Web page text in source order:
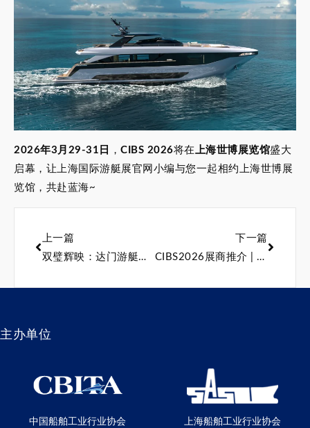
2026年3月29-31日 ， CIBS 2026将在 上海世博展览馆盛大
启幕，让上海国际游艇展官网小编与您一起相约上海世博展
览馆，共赴蓝海~
上一篇
双璧辉映：达门游艇首艘Xplorer 60与Yacht Support 53交付同一船东
下一篇
CIBS2026展商推介 | 浪潮之上，乐园入海：一群造梦者的绿色实践！
主办单位
中国船舶工业行业协会 上海船舶工业行业协会